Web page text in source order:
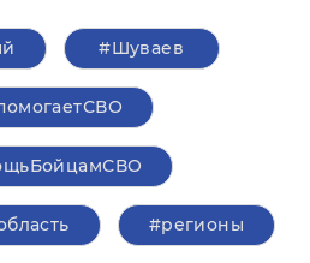
#Шуваев
#регионы